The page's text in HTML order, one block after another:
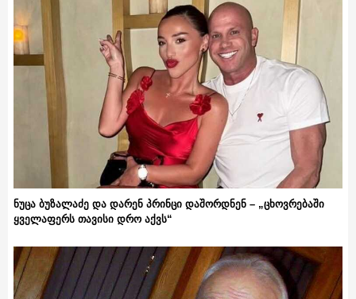
ნუცა ბუზალაძე და დარენ პრინცი დაშორდნენ – „ცხოვრებაში
ყველაფერს თავისი დრო აქვს“